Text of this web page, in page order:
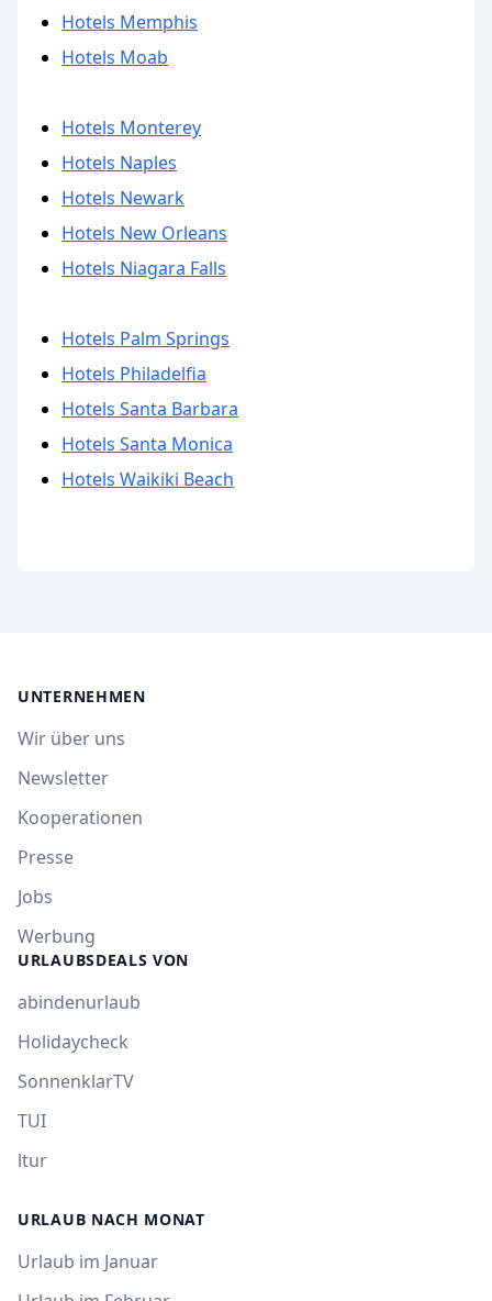
Hotels Memphis
Hotels Moab
Hotels Monterey
Hotels Naples
Hotels Newark
Hotels New Orleans
Hotels Niagara Falls
Hotels Palm Springs
Hotels Philadelfia
Hotels Santa Barbara
Hotels Santa Monica
Hotels Waikiki Beach
UNTERNEHMEN
Wir über uns
Newsletter
Kooperationen
Presse
Jobs
Werbung
URLAUBSDEALS VON
abindenurlaub
Holidaycheck
SonnenklarTV
TUI
ltur
URLAUB NACH MONAT
Urlaub im Januar